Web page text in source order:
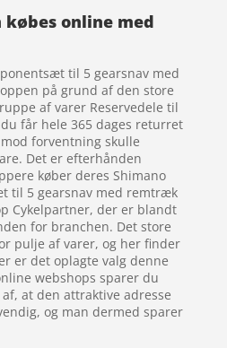
online med
til 5 gearsnav med
på grund af den store
af varer Reservedele til
får hele 365 dages returret
forventning skulle
Det er efterhånden
køber deres Shimano
til 5 gearsnav med remtræk
Cykelpartner, der er blandt
for branchen. Det store
pulje af varer, og her finder
er det oplagte valg denne
webshops sparer du
at den attraktive adresse
og man dermed sparer